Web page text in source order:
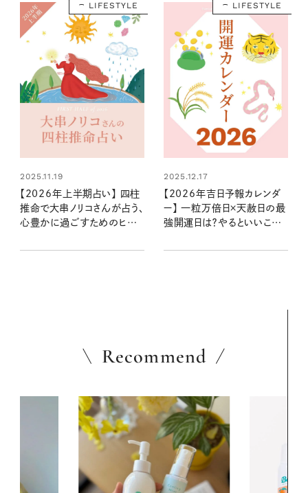
LIFESTYLE
2025.11.19
【2026年上半期占い】 四柱
推命で大串ノリコさんが占う、
心豊かに過ごすためのヒント
LIFESTYLE
2025.12.17
【2026年吉日予報カレンダ
ー】 一粒万倍日×天赦日の最
強開運日は？やるといいこと
Recommend